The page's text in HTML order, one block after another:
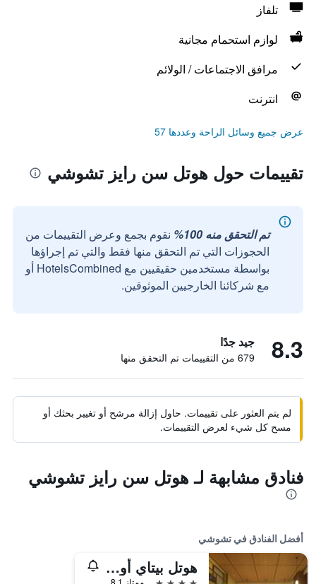
تلفاز
لوازم استحمام مجانية
مرافق الاجتماعات / الولائم
انترنت
عرض جميع وسائل الراحة وعددها 57
تقييمات حول هوتل سن رايز تشوشي
تم التحقق منه 100%
نقوم بجمع وعرض التقييمات من
الحجوزات التي تم التحقق منها فقط والتي تم إجراؤها
بواسطة مستخدمين حقيقيين مع HotelsCombined أو
مع شركائنا الخارجيين الموثوقين.
8.3 جيد جدًا
679 من التقييمات تم التحقق منها
لم يتم العثور على تقييمات. حاول إزالة مرشح أو تغيير بحثك أو
مسح كل شيء لعرض التقييمات.
فنادق مشابهة لـ هوتل سن رايز تشوشي
أفضل الفنادق في تشوشي
هوتل بيتاي أومي تو موري
ممتاز 8.1